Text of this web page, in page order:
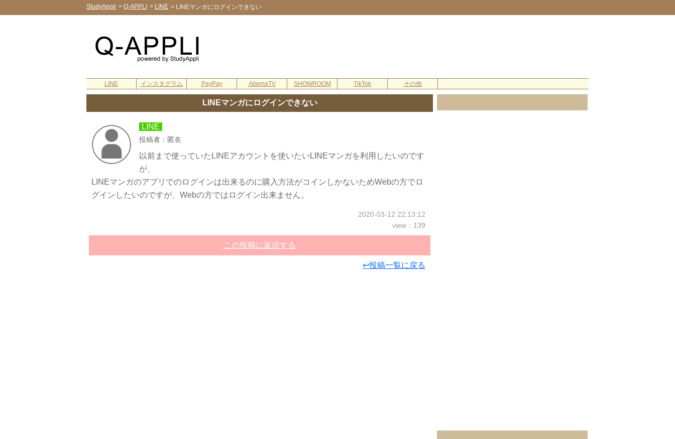
StudyAppli > Q-APPLI > LINE > LINEマンガにログインできない
LINE インスタグラム PayPay AbemaTV SHOWROOM TikTok その他
LINEマンガにログインできない
LINE
投稿者：匿名
以前まで使っていたLINEアカウントを使いたいLINEマンガを利用したいのです
が、
LINEマンガのアプリでのログインは出来るのに購入方法がコインしかないためWebの方でロ
グインしたいのですが、Webの方ではログイン出来ません。
2020-03-12 22:13:12
view：139
この投稿に返信する
↩投稿一覧に戻る